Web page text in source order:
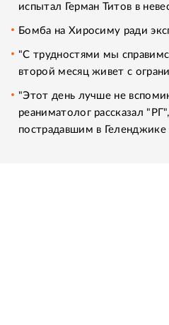
испытал Герман Титов в
Бомба на Хиросиму ради
"С трудностями мы
второй месяц живет с
"Этот день лучше не
реаниматолог рассказал
пострадавшим в Геленджике